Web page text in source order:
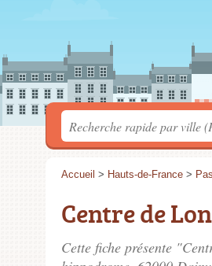
Accueil > Hauts-de-France >
Centre de
Cette fiche présente